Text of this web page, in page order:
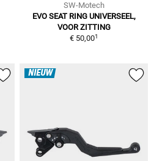
SW-Motech
EVO SEAT RING UNIVERSEEL,
VOOR ZITTING
€ 50,001
NIEUW